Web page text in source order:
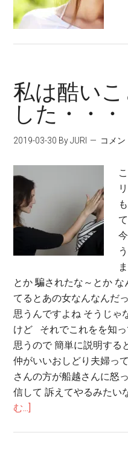
私は酷い
した・・・
2019-03-30 By JURI コメン
とか 騙されたな～とか
てるとあの女なんなんだ
思うんですよね そうじゃ
けど それでこれをを知
思うので 簡単に説明す
仲がいいおしどり夫婦っ
さんの方が船越さんに怒
信して 訴えてやるみたい
む...]